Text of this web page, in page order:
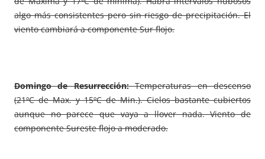
algo más consistentes pero sin riesgo de precipitación. El
viento cambiará a componente Sur flojo.
Domingo de Resurrección:Temperaturas en descenso
(21ºC de Max. y 15ºC de Min.). Cielos bastante cubiertos
aunque no parece que vaya a llover nada. Viento de
componente Sureste flojo a moderado.